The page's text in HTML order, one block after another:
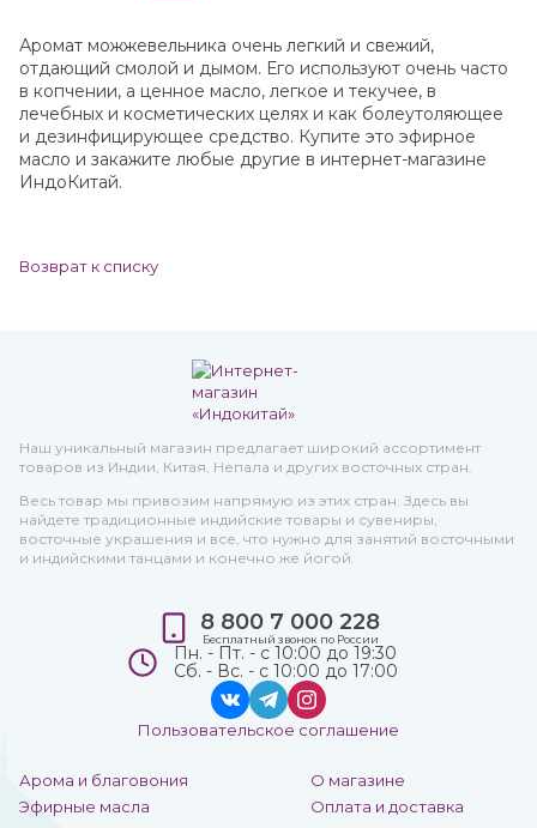
Аромат можжевельника очень легкий и свежий,
отдающий смолой и дымом. Его используют очень часто
в копчении, а ценное масло, легкое и текучее, в
лечебных и косметических целях и как болеутоляющее
и дезинфицирующее средство. Купите это эфирное
масло и закажите любые другие в интернет-магазине
ИндоКитай.
Возврат к списку
Наш уникальный магазин предлагает широкий ассортимент
товаров из Индии, Китая, Непала и других восточных стран.
Весь товар мы привозим напрямую из этих стран. Здесь вы
найдете традиционные индийские товары и сувениры,
восточные украшения и все, что нужно для занятий восточными
и индийскими танцами и конечно же йогой.
Арома и благовония
Эфирные масла
О магазине
Оплата и доставка
8 800 7 000 228
Бесплатный звонок по России
Пн. - Пт. - с 10:00 до 19:30
Сб. - Вс. - с 10:00 до 17:00
Пользовательское соглашение